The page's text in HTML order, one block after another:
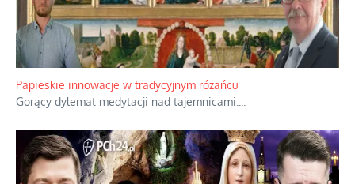
Kamienie i siekiery przeciw czołgom
Gorzka analityka decyzji warszawskich dowódców.